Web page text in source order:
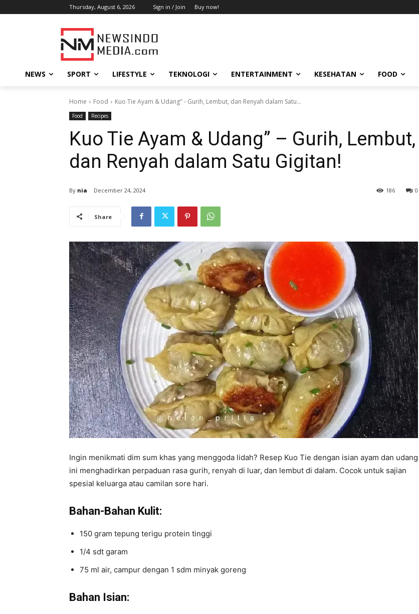
Thursday, August 6, 2026 Sign in / Join Buy now!
NEWS SPORT LIFESTYLE TEKNOLOGI ENTERTAINMENT KESEHATAN FOOD
Home Food Kuo Tie Ayam & Udang" - Gurih, Lembut, dan Renyah dalam Satu...
Food Recipes
Kuo Tie Ayam & Udang” – Gurih, Lembut,
dan Renyah dalam Satu Gigitan!
By nia December 24, 2024 0
186
Share
Ingin menikmati dim sum khas yang menggoda lidah? Resep Kuo Tie dengan isian ayam dan udang
ini menghadirkan perpaduan rasa gurih, renyah di luar, dan lembut di dalam. Cocok untuk sajian
spesial keluarga atau camilan sore hari.
Bahan-Bahan Kulit:
150 gram tepung terigu protein tinggi
1/4 sdt garam
75 ml air, campur dengan 1 sdm minyak goreng
Bahan Isian: